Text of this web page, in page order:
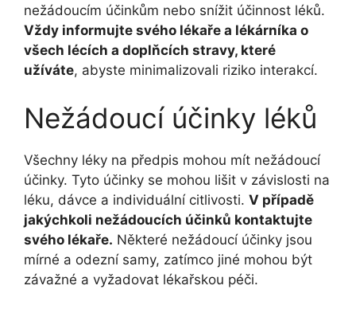
nežádoucím účinkům nebo snížit účinnost léků.
Vždy informujte svého lékaře a lékárníka o
všech lécích a doplňcích stravy, které
užíváte, abyste minimalizovali riziko interakcí.
Nežádoucí účinky léků
Všechny léky na předpis mohou mít nežádoucí
účinky. Tyto účinky se mohou lišit v závislosti na
léku, dávce a individuální citlivosti. V případě
jakýchkoli nežádoucích účinků kontaktujte
svého lékaře. Některé nežádoucí účinky jsou
mírné a odezní samy, zatímco jiné mohou být
závažné a vyžadovat lékařskou péči.